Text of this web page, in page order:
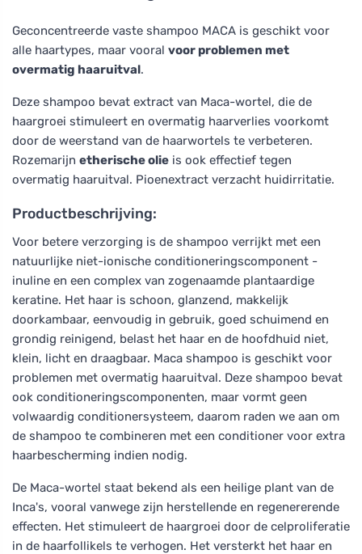
Geconcentreerde vaste shampoo MACA is geschikt voor
alle haartypes, maar vooral voor problemen met
overmatig haaruitval.
Deze shampoo bevat extract van Maca-wortel, die de
haargroei stimuleert en overmatig haarverlies voorkomt
door de weerstand van de haarwortels te verbeteren.
Rozemarijn etherische olie is ook effectief tegen
overmatig haaruitval. Pioenextract verzacht huidirritatie.
Productbeschrijving:
Voor betere verzorging is de shampoo verrijkt met een
natuurlijke niet-ionische conditioneringscomponent -
inuline en een complex van zogenaamde plantaardige
keratine. Het haar is schoon, glanzend, makkelijk
doorkambaar, eenvoudig in gebruik, goed schuimend en
grondig reinigend, belast het haar en de hoofdhuid niet,
klein, licht en draagbaar. Maca shampoo is geschikt voor
problemen met overmatig haaruitval. Deze shampoo bevat
ook conditioneringscomponenten, maar vormt geen
volwaardig conditionersysteem, daarom raden we aan om
de shampoo te combineren met een conditioner voor extra
haarbescherming indien nodig.
De Maca-wortel staat bekend als een heilige plant van de
Inca's, vooral vanwege zijn herstellende en regenererende
effecten. Het stimuleert de haargroei door de celproliferatie
in de haarfollikels te verhogen. Het versterkt het haar en